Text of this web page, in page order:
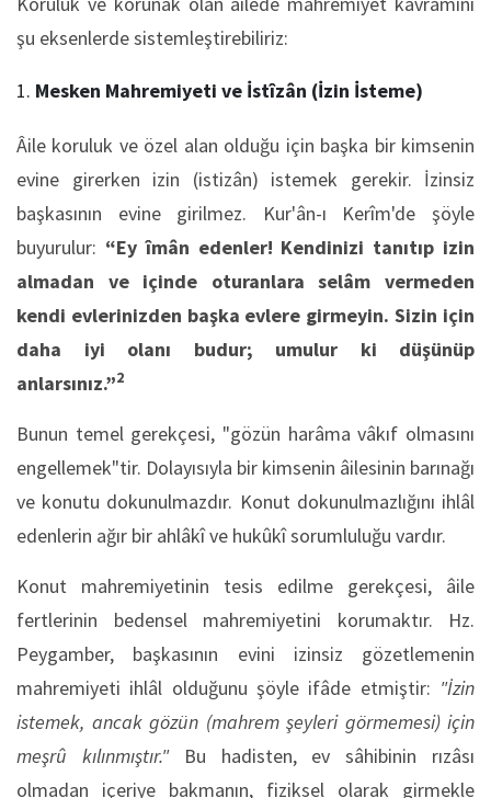
şu eksenlerde sistemleştirebiliriz:
Mesken Mahremiyeti ve İstîzân (İzin İsteme)
Âile koruluk ve özel alan olduğu için başka bir kimsenin
evine girerken izin (istizân) istemek gerekir. İzinsiz
başkasının evine girilmez. Kur'ân-ı Kerîm'de şöyle
buyurulur: “Ey îmân edenler! Kendinizi tanıtıp izin
almadan ve içinde oturanlara selâm vermeden
kendi evlerinizden başka evlere girmeyin. Sizin için
daha iyi olanı budur; umulur ki düşünüp
anlarsınız.”2
Bunun temel gerekçesi, "gözün harâma vâkıf olmasını
engellemek"tir. Dolayısıyla bir kimsenin âilesinin barınağı
ve konutu dokunulmazdır. Konut dokunulmazlığını ihlâl
edenlerin ağır bir ahlâkî ve hukûkî sorumluluğu vardır.
Konut mahremiyetinin tesis edilme gerekçesi, âile
fertlerinin bedensel mahremiyetini korumaktır. Hz.
Peygamber, başkasının evini izinsiz gözetlemenin
mahremiyeti ihlâl olduğunu şöyle ifâde etmiştir: "İzin
istemek, ancak gözün (mahrem şeyleri görmemesi) için
meşrû kılınmıştır."Bu hadisten, ev sâhibinin rızâsı
olmadan içeriye bakmanın, fiziksel olarak girmekle